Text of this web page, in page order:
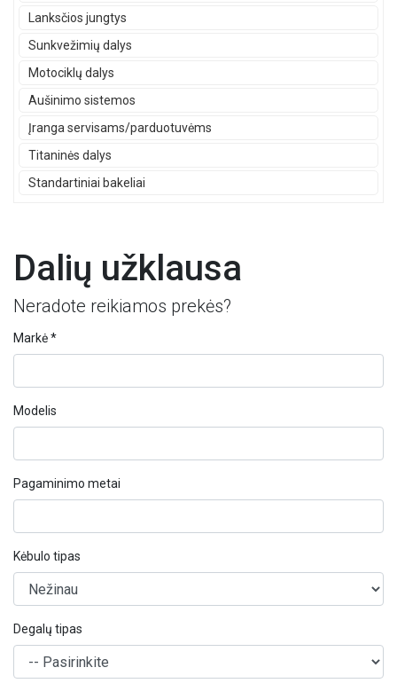
Lanksčios jungtys
Sunkvežimių dalys
Motociklų dalys
Aušinimo sistemos
Įranga servisams/parduotuvėms
Titaninės dalys
Standartiniai bakeliai
Dalių užklausa
Neradote reikiamos prekės?
Markė *
Modelis
Pagaminimo metai
Kėbulo tipas
Degalų tipas